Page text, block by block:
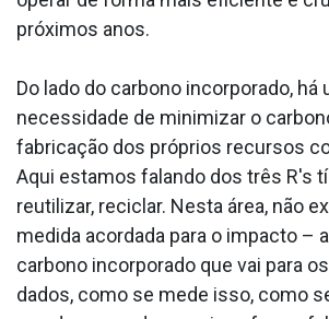
próximos anos.
Do lado do carbono incorporado, há
necessidade de minimizar o
fabricação dos próprios recursos
Aqui estamos falando dos três R's
reutilizar, reciclar. Nesta área, não
medida acordada para o impacto –
carbono incorporado que vai para
dados, como se mede isso, como